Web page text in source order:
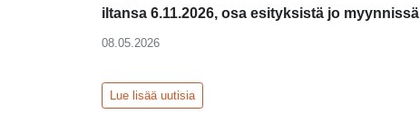
iltansa 6.11.2026, osa esityksistä jo myynnissä
08.05.2026
Lue lisää uutisia